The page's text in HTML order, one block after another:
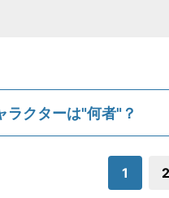
ラクターは"何者"？
1 2